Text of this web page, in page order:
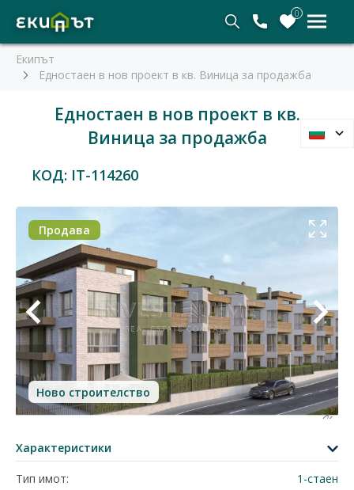
0
Екипът
Едностаен в нов проект в кв. Виница за продажба
Едностаен в нов проект в кв.
Виница за продажба
КОД: IT-114260
Продава
Ново строителство
Характеристики
Тип имот:
1-стаен